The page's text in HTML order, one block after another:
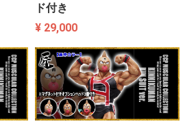
ド付き
¥ 29,000